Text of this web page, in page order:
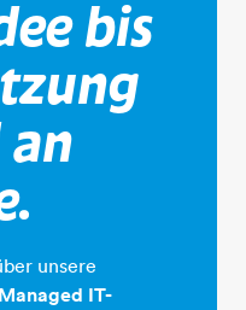
bis
an
unsere
Managed IT-